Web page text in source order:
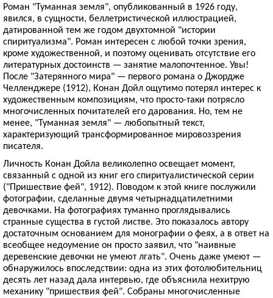
Роман "Туманная земля", опубликованный в 1926 году,
явился, в сущности, беллетристической иллюстрацией,
датированной тем же годом двухтомной "истории
спиритуализма". Роман интересен с любой точки зрения,
кроме художественной, и поэтому оценивать отсутствие его
литературных достоинств — занятие малопочтенное. Увы!
После "Затерянного мира" — первого романа о Джордже
Челленджере (1912), Конан Дойл ощутимо потерял интерес к
художественным композициям, что просто-таки потрясло
многочисленных почитателей его дарования. Но, тем не
менее, "Туманная земля" — любопытный текст,
характеризующий трансформированное мировоззрения
писателя.
Личность Конан Дойла великолепно освещает момент,
связанный с одной из книг его спиритуалистической серии
("Пришествие фей", 1912). Поводом к этой книге послужили
фотографии, сделанные двумя четырнадцатилетними
девочками. На фотографиях туманно проглядывались
странные существа в густой листве. Это показалось автору
достаточным основанием для монографии о феях, а в ответ на
всеобщее недоумение он просто заявил, что "наивные
деревенские девочки не умеют лгать". Очень даже умеют —
обнаружилось впоследствии: одна из этих фотолюбительниц
десять лет назад дала интервью, где объяснила нехитрую
механику "пришествия фей". Собраны многочисленные